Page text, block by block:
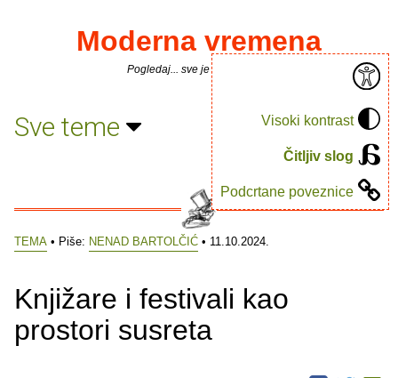
Visoki kontrast
Čitljiv slog
Podcrtane poveznice
Moderna vremena
Pogledaj... sve je puno knjiga.
Sve teme
TEMA • Piše: NENAD BARTOLČIĆ • 11.10.2024.
Knjižare i festivali kao
prostori susreta